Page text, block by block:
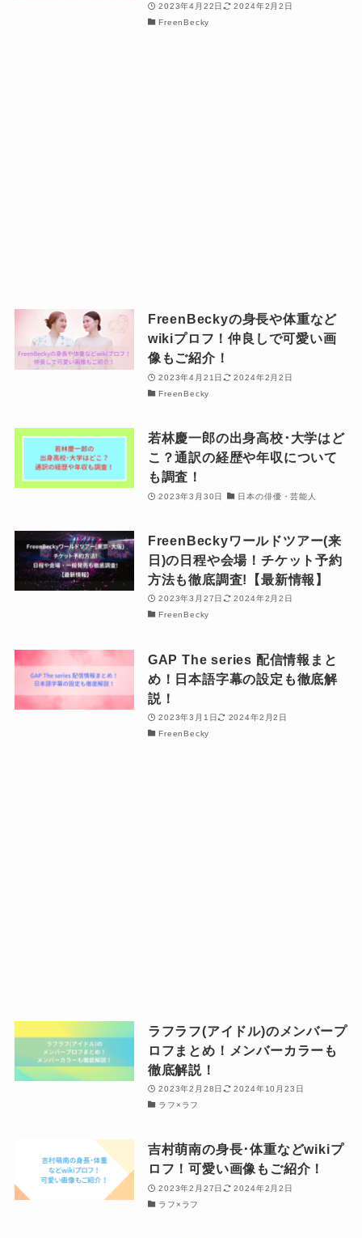
2023年4月22日
2024年2月2日
FreenBecky
FreenBeckyの身長や体重など
wikiプロフ！仲良しで可愛い画
像もご紹介！
2023年4月21日
2024年2月2日
FreenBecky
若林慶一郎の出身高校･大学はど
こ？通訳の経歴や年収について
も調査！
2023年3月30日 日本の俳優・芸能人
FreenBeckyワールドツアー(来
日)の日程や会場！チケット予約
方法も徹底調査!【最新情報】
2023年3月27日
2024年2月2日
FreenBecky
GAP The series 配信情報まと
め！日本語字幕の設定も徹底解
説！
2023年3月1日
2024年2月2日
FreenBecky
ラフラフ(アイドル)のメンバープ
ロフまとめ！メンバーカラーも
徹底解説！
2023年2月28日
2024年10月23日
ラフ×ラフ
吉村萌南の身長･体重などwikiプ
ロフ！可愛い画像もご紹介！
2023年2月27日
2024年2月2日
ラフ×ラフ